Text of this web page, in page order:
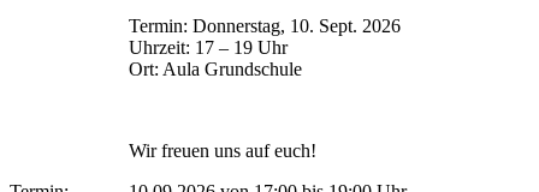
Termin: Donnerstag, 10. Sept. 2026
Uhrzeit: 17 – 19 Uhr
Ort: Aula Grundschule
Wir freuen uns auf euch!